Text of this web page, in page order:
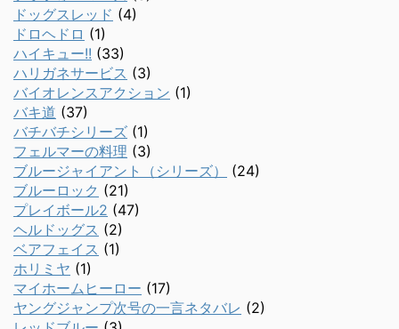
ドッグスレッド (4)
ドロヘドロ (1)
ハイキュー!! (33)
ハリガネサービス (3)
バイオレンスアクション (1)
バキ道 (37)
バチバチシリーズ (1)
フェルマーの料理 (3)
ブルージャイアント（シリーズ）
(24)
ブルーロック (21)
プレイボール2 (47)
ヘルドッグス (2)
ベアフェイス (1)
ホリミヤ (1)
マイホームヒーロー (17)
ヤングジャンプ次号の一言ネタバレ (2)